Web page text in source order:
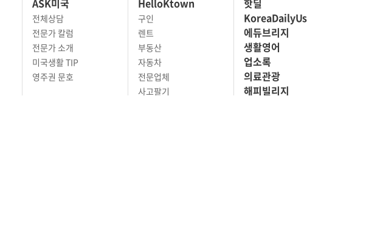
ASK미국
전체상담
전문가 칼럼
전문가 소개
HelloKtown
구인
렌트
부동산
자동차
핫딜
KoreaDailyUs
에듀브리지
생활영어
업소록